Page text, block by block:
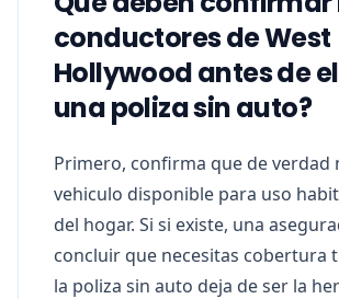
conductores de West
Hollywood antes de
una poliza sin auto?
Primero, confirma que de verdad
vehiculo disponible para uso
del hogar. Si si existe, una
concluir que necesitas cobertura
la poliza sin auto deja de ser la